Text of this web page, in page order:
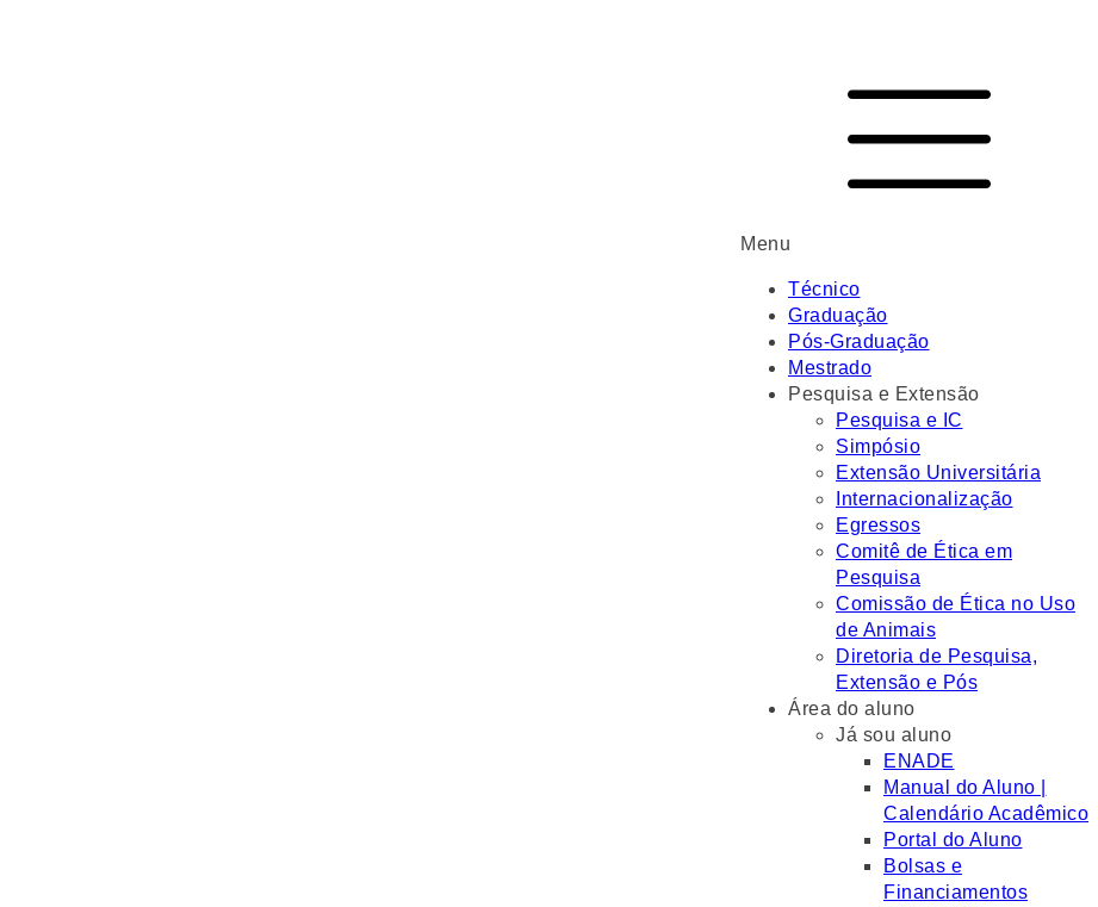
Menu
Técnico
Graduação
Pós-Graduação
Mestrado
Pesquisa e Extensão
Pesquisa e IC
Simpósio
Extensão Universitária
Internacionalização
Egressos
Comitê de Ética em
Pesquisa
Comissão de Ética no Uso
de Animais
Diretoria de Pesquisa,
Extensão e Pós
Área do aluno
Já sou aluno
ENADE
Manual do Aluno |
Calendário Acadêmico
Portal do Aluno
Bolsas e
Financiamentos